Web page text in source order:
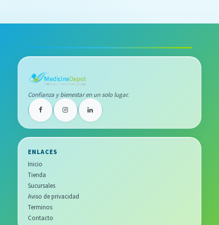
Confianza y bienestar en un solo lugar.
ENLACES
Inicio
Tienda
Sucursales
Aviso de privacidad
Terminos
Contacto